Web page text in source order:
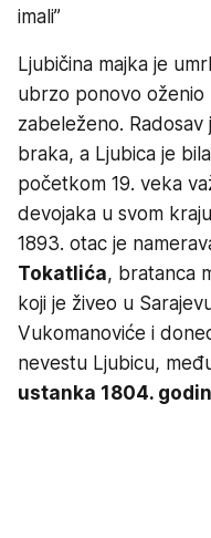
imali”
Ljubičina majka je
ubrzo ponovo oženio
zabeleženo. Radosav
braka, a Ljubica je
početkom 19. veka
devojaka u svom
1893. otac je
Tokatlića, bratanca
koji je živeo u
Vukomanoviće i
nevestu Ljubicu,
ustanka 1804.